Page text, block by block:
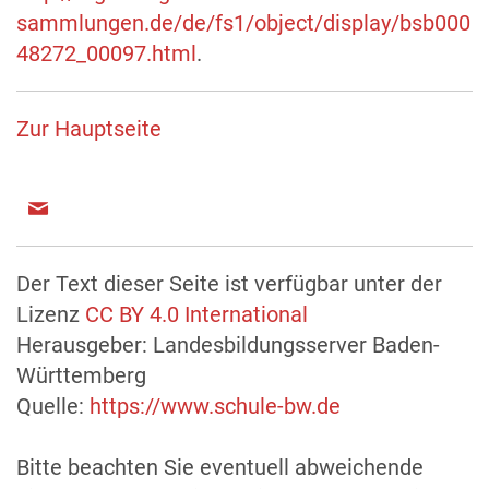
sammlungen.de/de/fs1/object/display/bsb000
48272_00097.html.
Zur Hauptseite
Der Text dieser Seite ist verfügbar unter der
Lizenz CC BY 4.0 International
Herausgeber: Landesbildungsserver Baden-
Württemberg
Quelle: https://www.schule-bw.de
Bitte beachten Sie eventuell abweichende